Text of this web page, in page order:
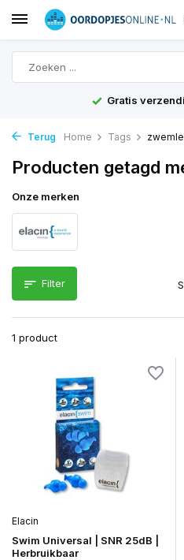
Gratis
Terug Home Tags
Producten getagd
Onze merken
Filter
1 product
Elacin
Swim Universal | SNR 25dB |
Herbruikbaar